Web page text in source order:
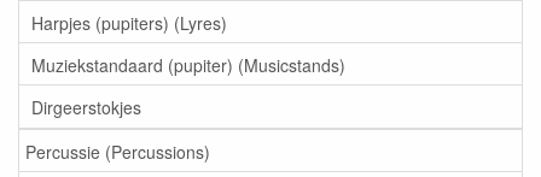
Harpjes (pupiters) (Lyres)
Muziekstandaard (pupiter) (Musicstands)
Dirgeerstokjes
Percussie (Percussions)